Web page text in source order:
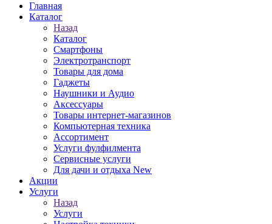
Главная
Каталог
Назад
Каталог
Смартфоны
Электротранспорт
Товары для дома
Гаджеты
Наушники и Аудио
Аксессуары
Товары интернет-магазинов
Компьютерная техника
Ассортимент
Услуги фулфилмента
Сервисные услуги
Для дачи и отдыха New
Акции
Услуги
Назад
Услуги